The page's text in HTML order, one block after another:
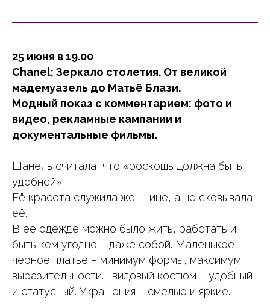
25 июня в 19.00
Chanel: Зеркало столетия. От великой
мадемуазель до Матьё Блази.
Модный показ с комментарием: фото и
видео, рекламные кампании и
документальные фильмы.
Шанель считала, что «роскошь должна быть
удобной».
Её красота служила женщине, а не сковывала
её.
В ее одежде можно было жить, работать и
быть кем угодно – даже собой. Маленькое
черное платье – минимум формы, максимум
выразительности. Твидовый костюм – удобный
и статусный. Украшения – смелые и яркие.